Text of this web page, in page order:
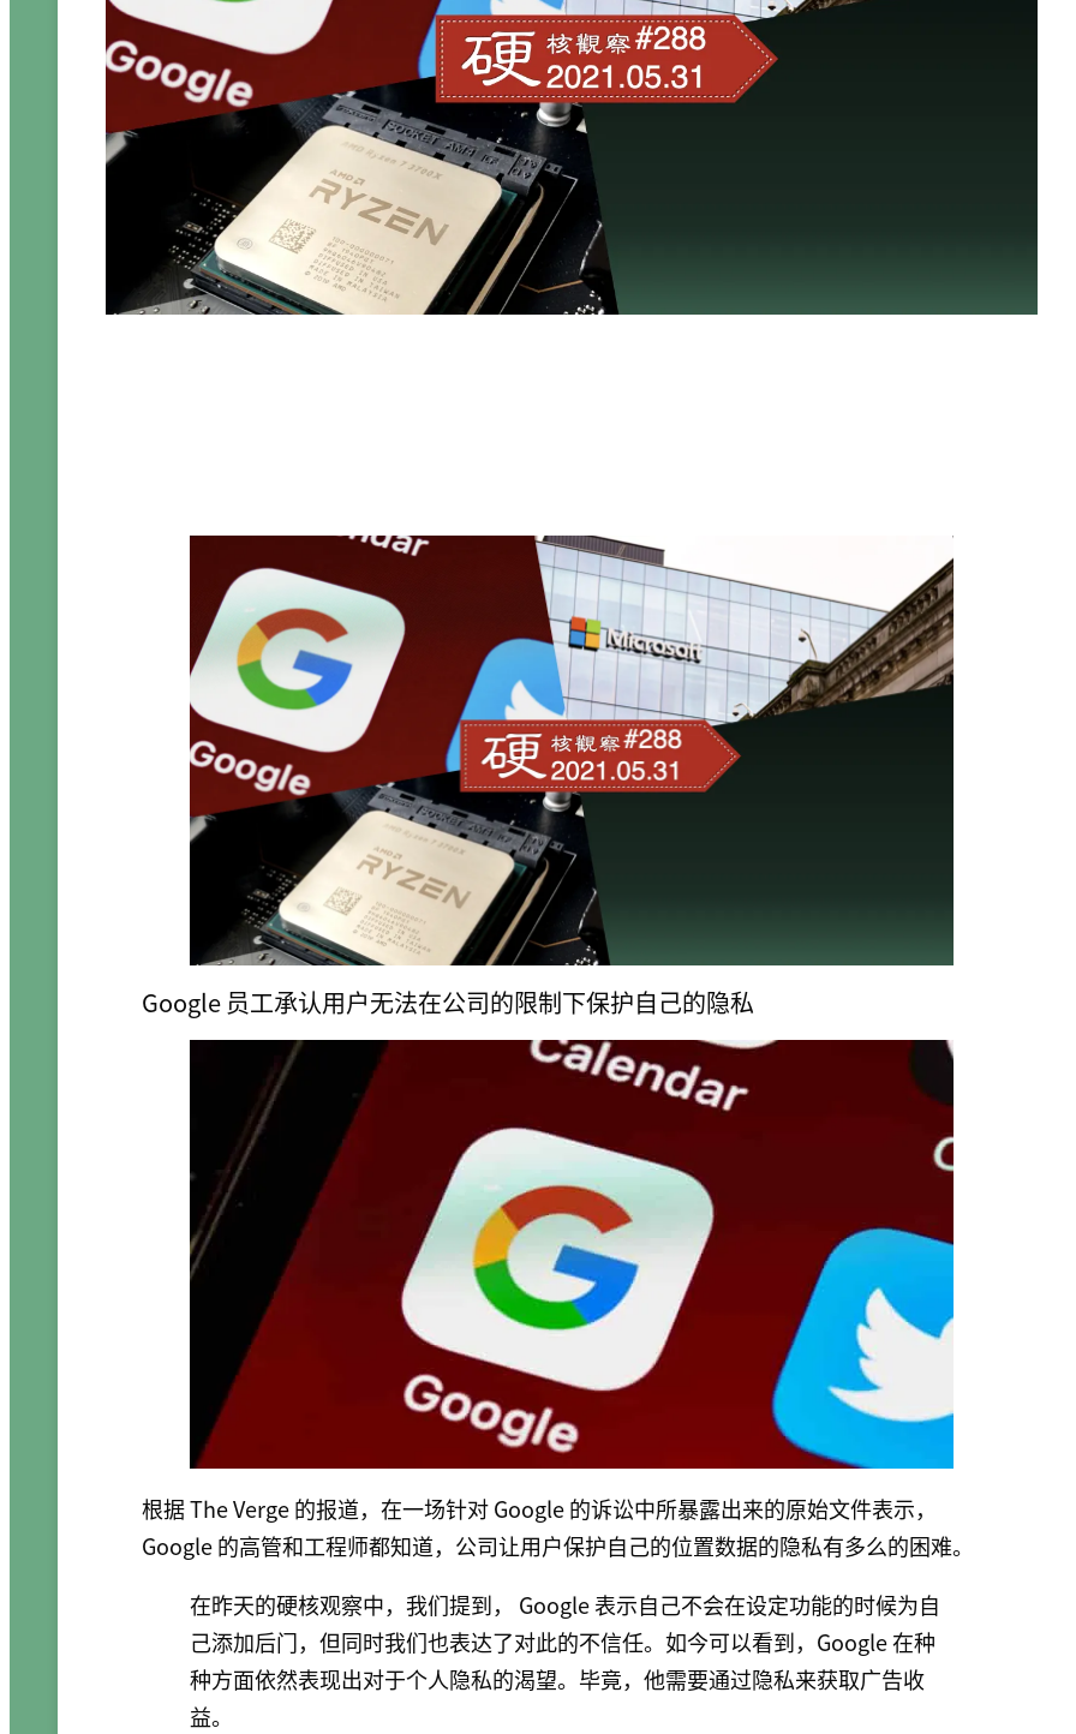
Google 员工承认用户无法在公司的限制下保护自己的隐私
根据 The Verge 的报道，在一场针对 Google 的诉讼中所暴露出来的原始文件表示，
Google 的高管和工程师都知道，公司让用户保护自己的位置数据的隐私有多么的困难。
在昨天的硬核观察中，我们提到， Google 表示自己不会在设定功能的时候为自
己添加后门，但同时我们也表达了对此的不信任。如今可以看到，Google 在种
种方面依然表现出对于个人隐私的渴望。毕竟，他需要通过隐私来获取广告收
益。